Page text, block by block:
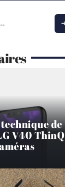
de
V40 ThinQ